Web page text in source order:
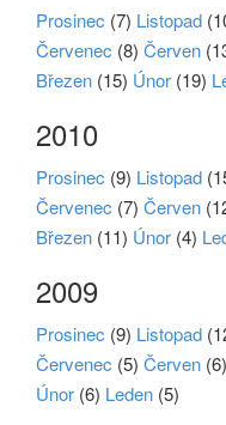
Prosinec (7) Listopad
Červenec (8) Červen
Březen (15) Únor (19)
2010
Prosinec (9) Listopad
Červenec (7) Červen
Březen (11) Únor (4)
2009
Prosinec (9) Listopad
Červenec (5) Červen (6)
Únor (6) Leden (5)